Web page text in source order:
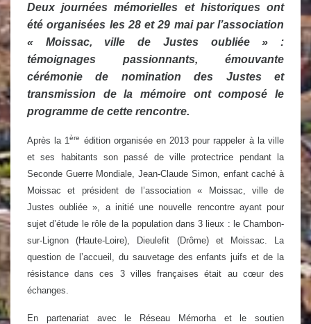
Deux journées mémorielles et historiques ont
été organisées les 28 et 29 mai par l’association
« Moissac, ville de Justes oubliée » :
témoignages passionnants, émouvante
cérémonie de nomination des Justes et
transmission de la mémoire ont composé le
programme de cette rencontre.
Après la 1ère
édition organisée en 2013 pour rappeler à la ville
et ses habitants son passé de ville protectrice pendant la
Seconde Guerre Mondiale, Jean-Claude Simon, enfant caché à
Moissac et président de l’association « Moissac, ville de
Justes oubliée », a initié une nouvelle rencontre ayant pour
sujet d’étude le rôle de la population dans 3 lieux : le Chambon-
sur-Lignon (Haute-Loire), Dieulefit (Drôme) et Moissac. La
question de l’accueil , du sauvetagedes enfants juifs et de la
résistance dans ces 3 villes françaises était au cœur des
échanges.
En partenariat avec le Réseau Mémorha et le soutien